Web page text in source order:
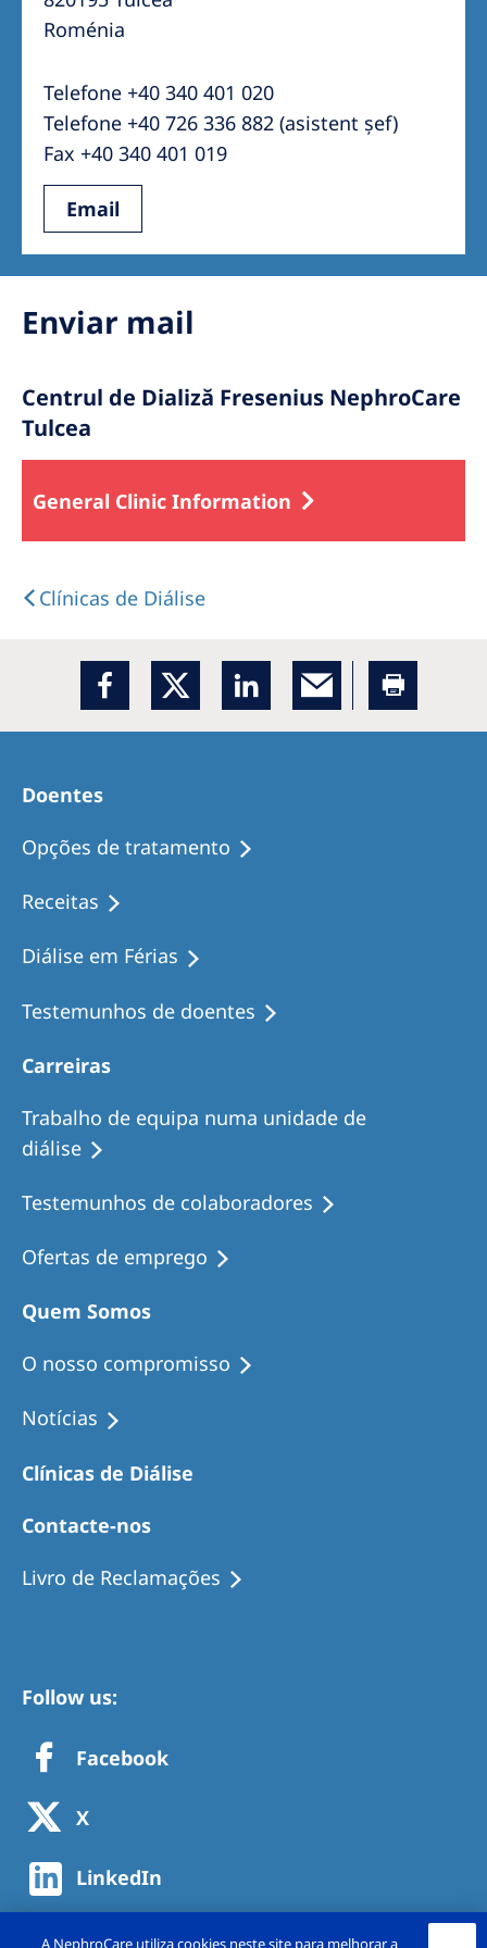
Australia
North America
United States of America
NephroCare International
Global Website
Roménia
Telefone +40 340 401 020
Telefone +40 726 336 882 (asistent șef)
Fax +40 340 401 019
Email
Enviar mail
Centrul de Dializă Fresenius NephroCare
Tulcea
General Clinic Information
Clínicas de Diálise
Doentes
Opções de tratamento
Receitas
Diálise em Férias
Testemunhos de doentes
Carreiras
Trabalho de equipa numa unidade de
diálise
Testemunhos de colaboradores
Ofertas de emprego
Quem Somos
O nosso compromisso
Notícias
Clínicas de Diálise
Contacte-nos
Livro de Reclamações
Follow us:
Facebook
X
LinkedIn
A NephroCare utiliza cookies neste site para melhorar a